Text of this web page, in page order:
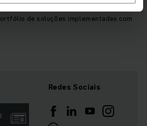
de soluções implementadas com
Redes Sociais